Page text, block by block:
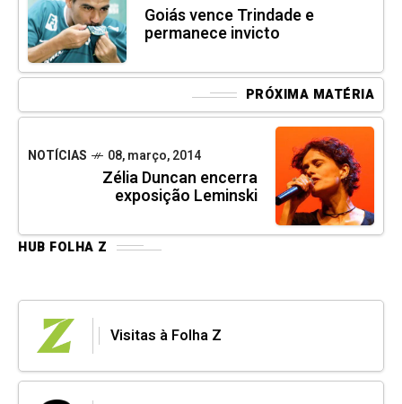
Goiás vence Trindade e
permanece invicto
PRÓXIMA MATÉRIA
NOTÍCIAS 08, março, 2014
Zélia Duncan encerra
exposição Leminski
HUB FOLHA Z
Visitas à Folha Z